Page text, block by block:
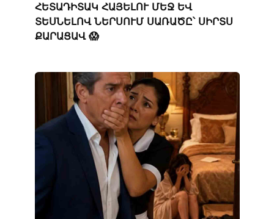
ՀԵՏԱԴԻՏԱԿ ՀԱՅԵԼՈՒ ՄԵՋ ԵՎ
ՏԵՍՆԵԼՈՎ ՆԵՐՍՈՒՄ ՍԱՌԱԾԸ՝ ՍԻՐՏՍ
ՔԱՐԱՑԱՎ 😱